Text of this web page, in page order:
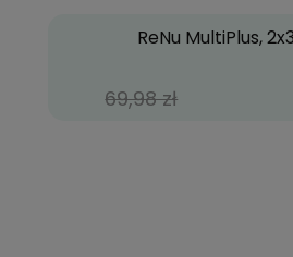
ReNu MultiPlus,
69,98 zł